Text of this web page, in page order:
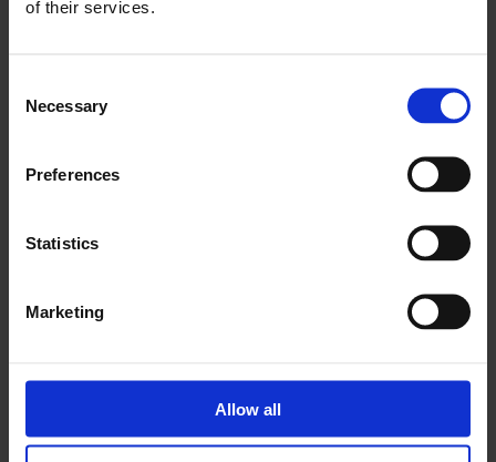
of their services.
Selection
Necessary
Preferences
Statistics
Marketing
Allow all
etmek mümkün mü?
Bir Frontu planı satın aldıktan sonra
Optimum kullanım için hangi cihaz